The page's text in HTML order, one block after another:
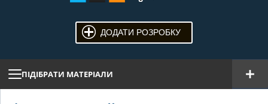
ДОДАТИ РОЗРОБКУ
ПІДІБРАТИ МАТЕРІАЛИ